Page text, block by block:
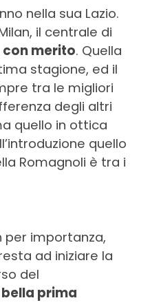
nella sua Lazio.
il centrale di
merito. Quella
stagione, ed il
tra le migliori
degli altri
quello in ottica
quello
Romagnoli è tra i
per importanza,
ad iniziare la
del
prima